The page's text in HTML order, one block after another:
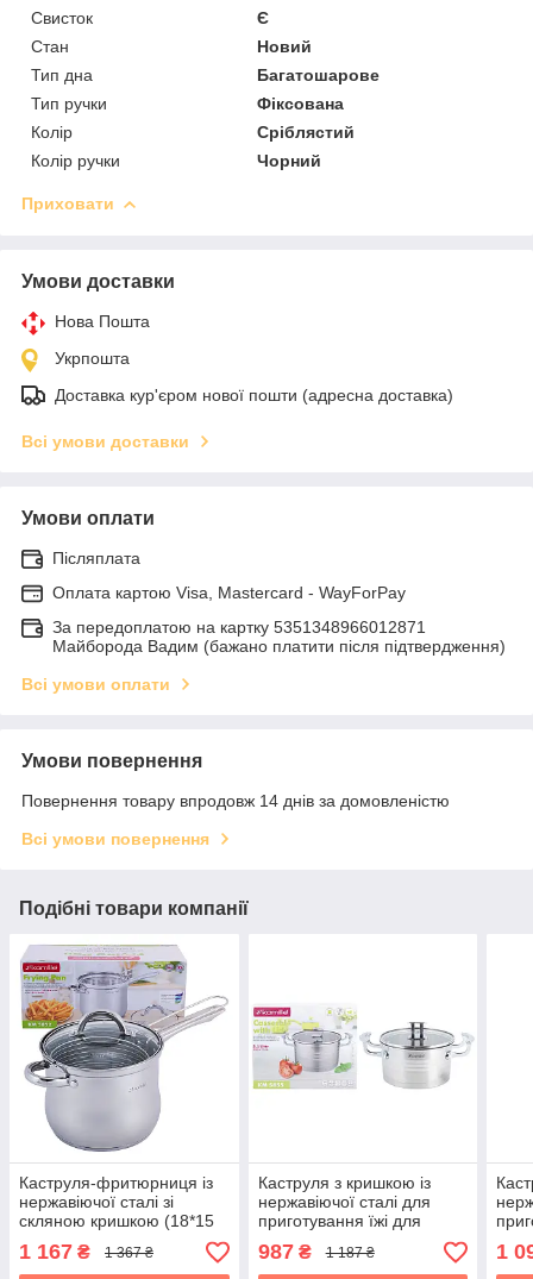
Свисток
Є
Стан
Новий
Тип дна
Багатошарове
Тип ручки
Фіксована
Колір
Сріблястий
Колір ручки
Чорний
Приховати
Умови доставки
Нова Пошта
Укрпошта
Доставка кур'єром нової пошти (адресна доставка)
Всі умови доставки
Умови оплати
Післяплата
Оплата картою Visa, Mastercard - WayForPay
За передоплатою на картку 5351348966012871
Майборода Вадим (бажано платити після підтвердження)
Всі умови оплати
Умови повернення
Повернення товару впродовж 14 днів за домовленістю
Всі умови повернення
Подібні товари компанії
Каструля-фритюрниця із
нержавіючої сталі зі
скляною кришкою (18*15
см) 3,5 л Kamille KM-5852
1 167 ₴ 1 367 ₴
Каструля з кришкою із
нержавіючої сталі для
приготування їжі для
індукції та газу (3,1 л)
Kamille KM-5855
987₴ 1 187 ₴ 1